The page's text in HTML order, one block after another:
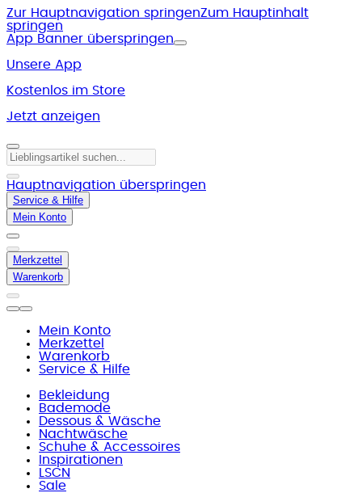
Zur Hauptnavigation springenZum Hauptinhalt
springen
App Banner überspringen
Unsere App
Kostenlos im Store
Jetzt anzeigen
Hauptnavigation überspringen
Service & Hilfe
Mein Konto
Merkzettel
Warenkorb
Mein Konto
Merkzettel
Warenkorb
Service & Hilfe
Bekleidung
Bademode
Dessous & Wäsche
Nachtwäsche
Schuhe & Accessoires
Inspirationen
LSCN
Sale